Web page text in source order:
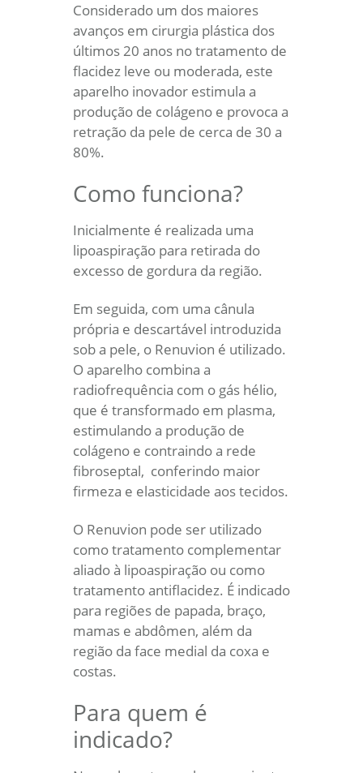
Considerado um dos maiores
avanços em cirurgia plástica dos
últimos 20 anos no tratamento de
flacidez leve ou moderada, este
aparelho inovador estimula a
produção de colágeno e provoca a
retração da pele de cerca de 30 a
80%.
Como funciona?
Inicialmente é realizada uma
lipoaspiração para retirada do
excesso de gordura da região.
Em seguida, com uma cânula
própria e descartável introduzida
sob a pele, o Renuvion é utilizado.
O aparelho combina a
radiofrequência com o gás hélio,
que é transformado em plasma,
estimulando a produção de
colágeno e contraindo a rede
fibroseptal, conferindo maior
firmeza e elasticidade aos tecidos.
O Renuvion pode ser utilizado
como tratamento complementar
aliado à lipoaspiração ou como
tratamento antiflacidez. É indicado
para regiões de papada, braço,
mamas e abdômen, além da
região da face medial da coxa e
costas.
Para quem é
indicado?